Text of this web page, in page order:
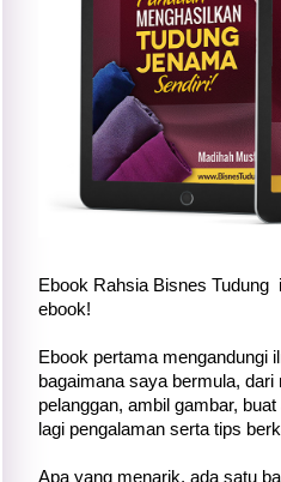
Ebook Rahsia Bisnes Tudung
ebook!
Ebook pertama mengandungi
bagaimana saya bermula,
pelanggan, ambil gambar,
lagi pengalaman serta tips
Apa yang menarik, ada satu